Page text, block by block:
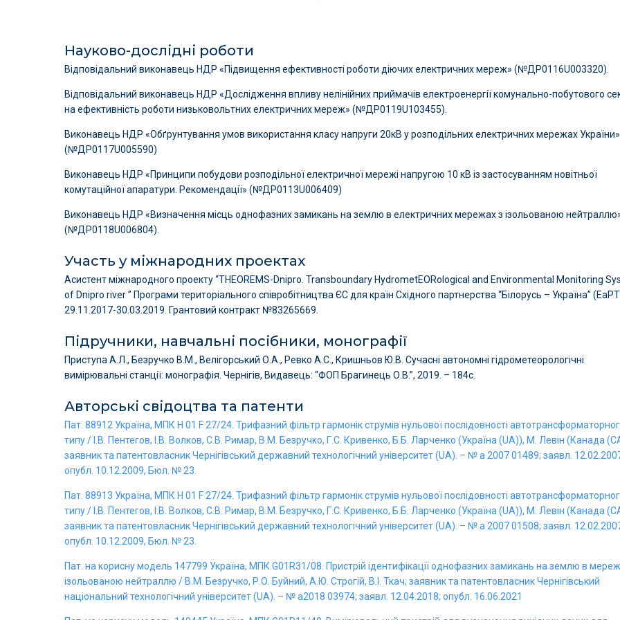
Науково-дослідні роботи
Відповідальний виконавець НДР «Підвищення ефективності роботи діючих електричних мереж» (№ДР0116U003320).
Відповідальний виконавець НДР «Дослідження впливу нелінійних приймачів електроенергії комунально-побутового
на ефективність роботи низьковольтних електричних мереж» (№ДР0119U103455).
Виконавець НДР «Обґрунтування умов використання класу напруги 20кВ у розподільних електричних мережах України»
(№ДР0117U005590)
Виконавець НДР «Принципи побудови розподільної електричної мережі напругою 10 кВ із застосуванням новітньої
комутаційної апаратури. Рекомендації» (№ДР0113U006409)
Виконавець НДР «Визначення місць однофазних замикань на землю в електричних мережах з ізольованою
(№ДР0118U006804).
Участь у міжнародних проектах
Асистент міжнародного проекту “THEOREMS-Dnipro. Transboundary HydrometEORological and Environmental Monitoring
of Dnipro river ” Програми територіального співробітництва ЄС для країн Східного партнерства “Білорусь – Україна”
29.11.2017-30.03.2019. Грантовий контракт №83265669.
Підручники, навчальні посібники, монографії
Приступа А.Л., Безручко В.М., Велігорський О.А., Ревко А.С., Кришньов Ю.В. Сучасні автономні гідрометеорологічні
вимірювальні станції: монографія. Чернігів, Видавець: “ФОП Брагинець О.В.”, 2019. – 184с.
Авторські свідоцтва та патенти
Пат. 88912 Україна, МПК Н 01 F 27/24. Трифазний фільтр гармонік струмів нульової послідовності
типу / І.В. Пентегов, І.В. Волков, С.В. Римар, В.М. Безручко, Г.С. Кривенко, Б.Б. Ларченко (Україна (UA)), М. Левін (Канада
заявник та патентовласник Чернігівський державний технологічний університет (UA). – № а 2007 01489; заявл.
опубл. 10.12.2009, Бюл. № 23.
Пат. 88913 Україна, МПК Н 01 F 27/24. Трифазний фільтр гармонік струмів нульової послідовності
типу / І.В. Пентегов, І.В. Волков, С.В. Римар, В.М. Безручко, Г.С. Кривенко, Б.Б. Ларченко (Україна (UA)), М. Левін (Канада
заявник та патентовласник Чернігівський державний технологічний університет (UA). – № а 2007 01508; заявл.
опубл. 10.12.2009, Бюл. № 23.
Пат. на корисну модель 147799 Україна, МПК G01R31/08. Пристрій ідентифікації однофазних замикань на землю в
ізольованою нейтраллю / В.М. Безручко, Р.О. Буйний, А.Ю. Строгій, В.І. Ткач; заявник та патентовласник Чернігівський
національний технологічний університет (UA). – № a2018 03974; заявл. 12.04.2018; опубл. 16.06.2021